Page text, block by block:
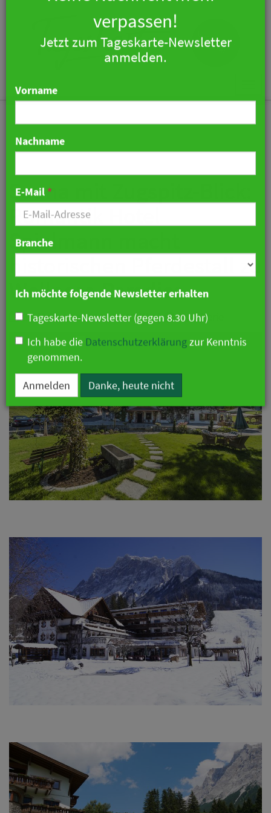
Sauna mit Zugspitz-Blick:
Romantik Hotel
Spielmann macht
historischen Pferdestall zu
Wellness-Paradies
23. November 2018 12:22 Uhr| Hotellerie
Keine Nachricht mehr
verpassen!
Vorname
Nachname
E-Mail*
Branche
Ich möchte folgende Newsletter erhalten
Tageskarte-Newsletter (gegen 8.30 Uhr)
Ich habe dieDatenschutzerklärung
genommen.
Anmelden Danke, heute nicht